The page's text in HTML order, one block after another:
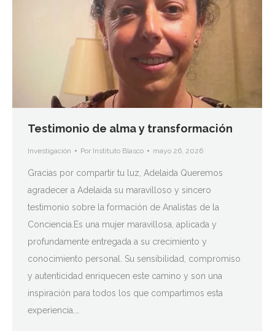
Testimonio de alma y transformación
Investigación Por Instituto Blasco mayo 26, 2026
Gracias por compartir tu luz, Adelaida Queremos
agradecer a Adelaida su maravilloso y sincero
testimonio sobre la formación de Analistas de la
Conciencia.Es una mujer maravillosa, aplicada y
profundamente entregada a su crecimiento y
conocimiento personal. Su sensibilidad, compromiso
y autenticidad enriquecen este camino y son una
inspiración para todos los que compartimos esta
experiencia.…